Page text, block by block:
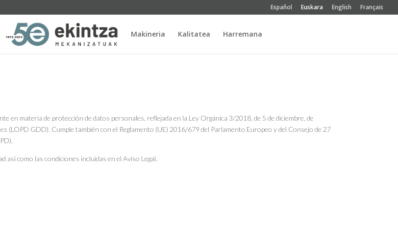
Español Euskara English Français
Makineria Kalitatea Harremana
en materia de protección de datos personales, reflejada en la Ley Orgánica 3/2018, de 5 de diciembre, de
(LOPD GDD). Cumple también con el Reglamento (UE) 2016/679 del Parlamento Europeo y del Consejo de 27
así como las condiciones incluidas en el Aviso Legal.